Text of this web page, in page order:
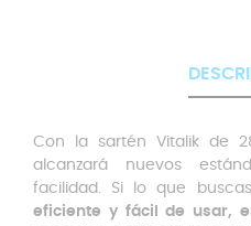
Con la sartén Vitalik de
alcanzará nuevos
facilidad. Si lo que
eficiente y fácil de usar,